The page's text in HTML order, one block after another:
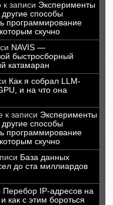
к записи Эксперименты
способы
программирование
скучно
NAVIS —
быстросборный
катамаран
Как я собрал LLM-
и на что она
к записи Эксперименты
способы
программирование
скучно
База данных
до ста миллиардов
Перебор IP-адресов на
как с этим бороться